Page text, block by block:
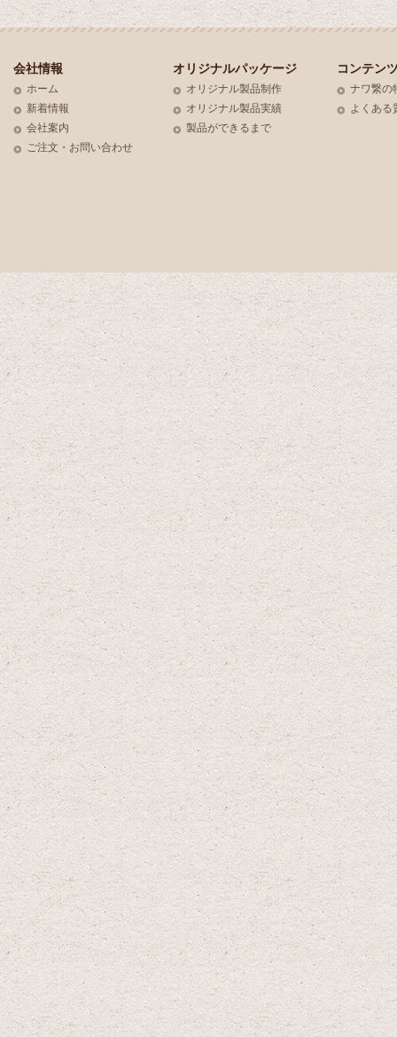
会社情報
ホーム
新着情報
会社案内
ご注文・お問い合わせ
オリジナルパッケージ
オリジナル製品制作
オリジナル製品実績
製品ができるまで
コンテン
ナワ繋の
よくある